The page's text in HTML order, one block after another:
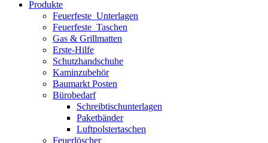
Produkte
Feuerfeste_Unterlagen
Feuerfeste_Taschen
Gas & Grillmatten
Erste-Hilfe
Schutzhandschuhe
Kaminzubehör
Baumarkt Posten
Bürobedarf
Schreibtischunterlagen
Paketbänder
Luftpolstertaschen
Feuerlöscher